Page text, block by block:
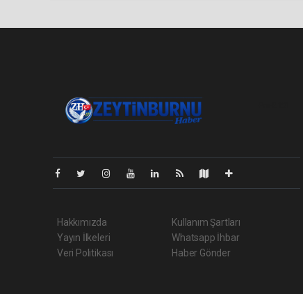
Hakkımızda
Yayın İlkeleri
Veri Politikası
Kullanım Şartları
Whatsapp İhbar
Haber Gönder